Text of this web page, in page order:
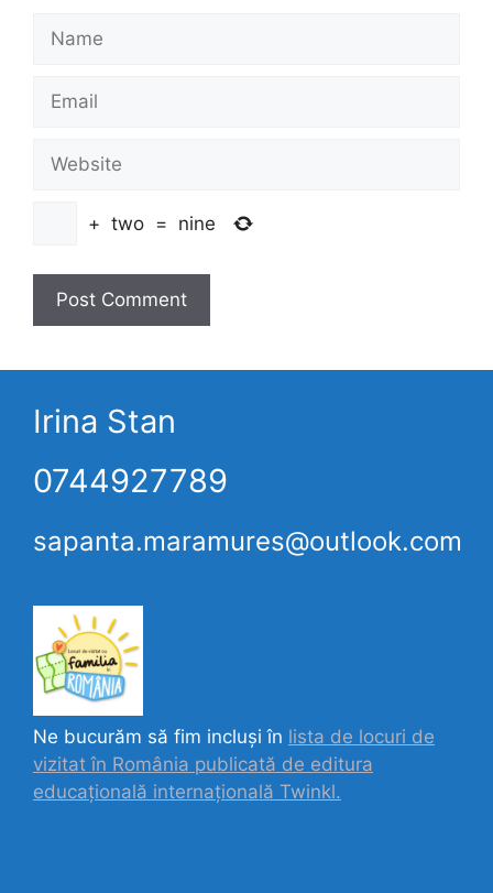
Name
Email
Website
+ two = nine
Irina Stan
0744927789
sapanta.maramures@outlook.com
Ne bucurăm să fim incluși în lista de locuri de
vizitat în România publicată de editura
educațională internațională Twinkl.